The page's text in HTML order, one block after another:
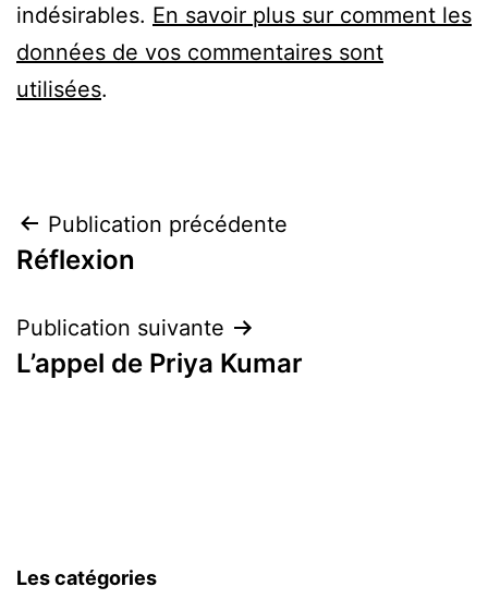
indésirables. En savoir plus sur comment les
données de vos commentaires sont
utilisées.
Navigation
de
l’article
Publication précédente
Réflexion
Publication suivante
L’appel de Priya Kumar
Les catégories